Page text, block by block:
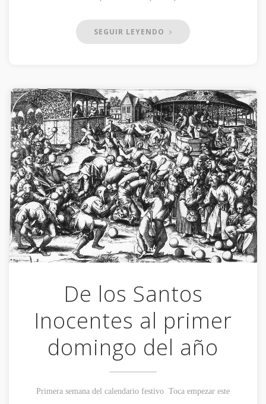
SEGUIR LEYENDO
De los Santos
Inocentes al primer
domingo del año
Primera semana del calendario festivo Toca empezar este